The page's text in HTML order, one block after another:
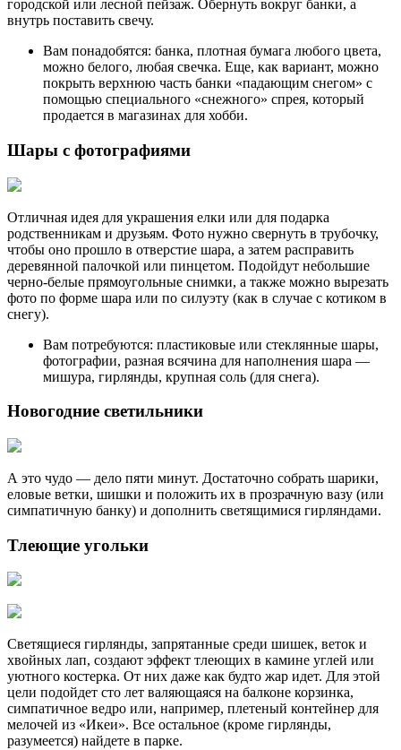
городской или лесной пейзаж. Обернуть вокруг банки, а
внутрь поставить свечу.
Вам понадобятся: банка, плотная бумага любого цвета,
можно белого, любая свечка. Еще, как вариант, можно
покрыть верхнюю часть банки «падающим снегом» с
помощью специального «снежного» спрея, который
продается в магазинах для хобби.
Шары с фотографиями
Отличная идея для украшения елки или для подарка
родственникам и друзьям. Фото нужно свернуть в трубочку,
чтобы оно прошло в отверстие шара, а затем расправить
деревянной палочкой или пинцетом. Подойдут небольшие
черно-белые прямоугольные снимки, а также можно вырезать
фото по форме шара или по силуэту (как в случае с котиком в
снегу).
Вам потребуются: пластиковые или стеклянные шары,
фотографии, разная всячина для наполнения шара —
мишура, гирлянды, крупная соль (для снега).
Новогодние светильники
А это чудо — дело пяти минут. Достаточно собрать шарики,
еловые ветки, шишки и положить их в прозрачную вазу (или
симпатичную банку) и дополнить светящимися гирляндами.
Тлеющие угольки
Светящиеся гирлянды, запрятанные среди шишек, веток и
хвойных лап, создают эффект тлеющих в камине углей или
уютного костерка. От них даже как будто жар идет. Для этой
цели подойдет сто лет валяющаяся на балконе корзинка,
симпатичное ведро или, например, плетеный контейнер для
мелочей из «Икеи». Все остальное (кроме гирлянды,
разумеется) найдете в парке.